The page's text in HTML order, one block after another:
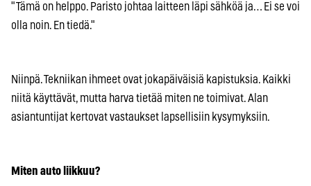
"Tämä on helppo. Paristo johtaa laitteen läpi sähköä ja… Ei se voi
olla noin. En tiedä."
Niinpä. Tekniikan ihmeet ovat jokapäiväisiä kapistuksia. Kaikki
niitä käyttävät, mutta harva tietää miten ne toimivat. Alan
asiantuntijat kertovat vastaukset lapsellisiin kysymyksiin.
Miten auto liikkuu?